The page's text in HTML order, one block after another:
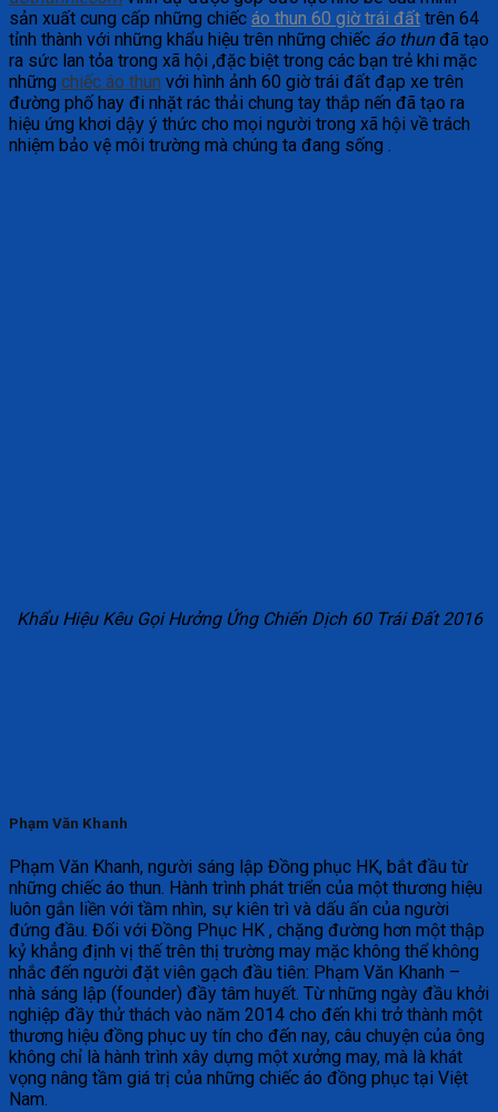
sản xuất cung cấp những chiếc áo thun 60 giờ trái đất trên 64
tỉnh thành với những khẩu hiệu trên những chiếc áo thun đã tạo
ra sức lan tỏa trong xã hội ,đặc biệt trong các bạn trẻ khi mặc
những chiếc áo thun với hình ảnh 60 giờ trái đất đạp xe trên
đường phố hay đi nhặt rác thải chung tay thắp nến đã tạo ra
hiệu ứng khơi dậy ý thức cho mọi người trong xã hội về trách
nhiệm bảo vệ môi trường mà chúng ta đang sống .
Khẩu Hiệu Kêu Gọi Hưởng Ứng Chiến Dịch 60 Trái Đất 2016
Phạm Văn Khanh
Phạm Văn Khanh, người sáng lập Đồng phục HK, bắt đầu từ
những chiếc áo thun. Hành trình phát triển của một thương hiệu
luôn gắn liền với tầm nhìn, sự kiên trì và dấu ấn của người
đứng đầu. Đối với Đồng Phục HK , chặng đường hơn một thập
kỷ khẳng định vị thế trên thị trường may mặc không thể không
nhắc đến người đặt viên gạch đầu tiên: Phạm Văn Khanh –
nhà sáng lập (founder) đầy tâm huyết. Từ những ngày đầu khởi
nghiệp đầy thử thách vào năm 2014 cho đến khi trở thành một
thương hiệu đồng phục uy tín cho đến nay, câu chuyện của ông
không chỉ là hành trình xây dựng một xưởng may, mà là khát
vọng nâng tầm giá trị của những chiếc áo đồng phục tại Việt
Nam.